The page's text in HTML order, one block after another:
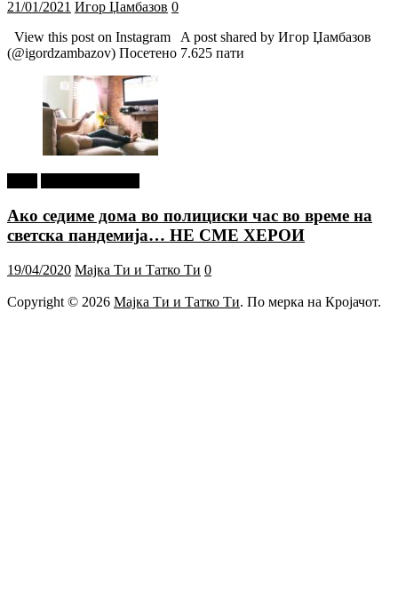
21/01/2021 Игор Џамбазов 0
View this post on Instagram A post shared by Игор Џамбазов
(@igordzambazov) Посетено 7.625 пати
Ако седиме дома во полициски час во време на
светска пандемија… НЕ СМЕ ХЕРОИ
19/04/2020 Мајка Ти и Татко Ти 0
Copyright © 2026 Мајка Ти и Татко Ти. По мерка на Кројачот.